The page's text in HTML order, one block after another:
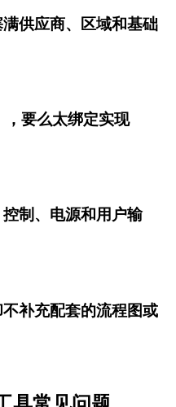
供应商、区域和基础
要么太绑定实现
制、电源和用户输
补充配套的流程图或